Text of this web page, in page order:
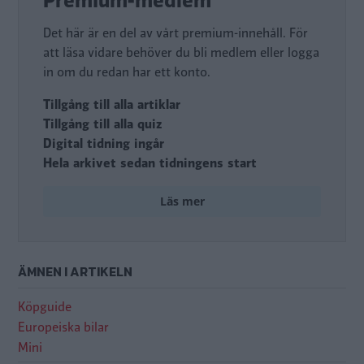
Det här är en del av vårt premium-innehåll. För
att läsa vidare behöver du bli medlem eller logga
in om du redan har ett konto.
Tillgång till alla artiklar
Tillgång till alla quiz
Digital tidning ingår
Hela arkivet sedan tidningens start
Läs mer
ÄMNEN I ARTIKELN
Köpguide
Europeiska bilar
Mini